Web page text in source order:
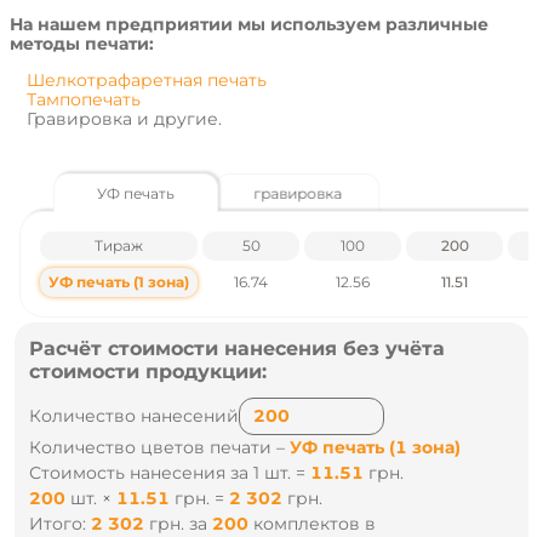
На нашем предприятии мы используем различные
методы печати:
Шелкотрафаретная печать
Тампопечать
Гравировка и другие.
Габариты – 10.5 х 5.3 х 5.3 см
Материалы - ABS-пластик
дисплей, литиевая батарея, съемные кабели, ручка
Кабель – съемные встроенные USB-C и Lightning +
кабель Type-C 30 см в комплекте
Input: USB-C
Быстрая зарядка - PD/QC – до 22 Вт
Емкость батареи, мАч - 20 000
Вес ~, кг - 0.372
Индивидуальная упаковка – картонная коробка
Маленькая упаковка - 1
Большая упаковка - 30
Группа нанесения - тампопечать, УФ печать
Цены указаны без учета НДС.
УФ печать гравировка
Тираж 50 100 200
УФ печать (1 зона)
16.74 12.56 11.51
Расчёт стоимости нанесения без учёта
стоимости продукции:
Количество нанесений
Количество цветов печати – УФ печать (1 зона)
Стоимость нанесения за 1 шт. = 11.51 грн.
200 шт. × 11.51 грн. = 2 302 грн.
Итого: 2 302 грн. за 200 комплектов в